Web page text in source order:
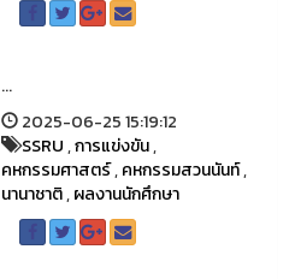
...
2025-06-25 15:19:12
SSRU,การแข่งขัน,
คหกรรมศาสตร์,คหกรรมสวนนันท์,
นานาชาติ,ผลงานนักศึกษา